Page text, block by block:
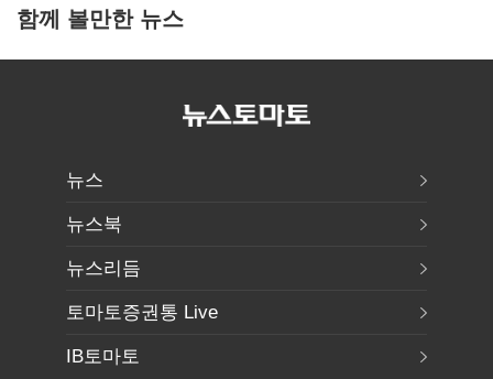
함께 볼만한 뉴스
뉴스
뉴스북
뉴스리듬
토마토증권통 Live
IB토마토